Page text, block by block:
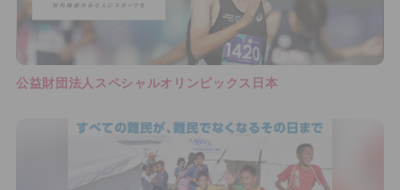
公益財団法人スペシャルオリンピックス日本